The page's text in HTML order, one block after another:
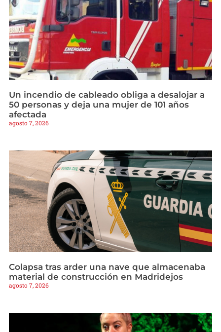
Un incendio de cableado obliga a desalojar a
50 personas y deja una mujer de 101 años
afectada
agosto 7, 2026
Colapsa tras arder una nave que almacenaba
material de construcción en Madridejos
agosto 7, 2026